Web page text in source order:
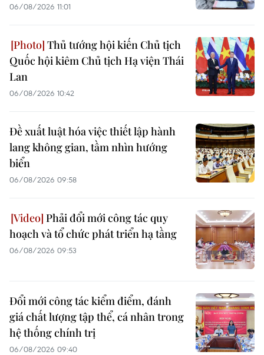
06/08/2026 11:01
Thủ tướng hội kiến Chủ tịch
Quốc hội kiêm Chủ tịch Hạ viện Thái
Lan
06/08/2026 10:42
Đề xuất luật hóa việc thiết lập hành
lang không gian, tầm nhìn hướng
biển
06/08/2026 09:58
Phải đổi mới công tác quy
hoạch và tổ chức phát triển hạ tầng
06/08/2026 09:53
Đổi mới công tác kiểm điểm, đánh
giá chất lượng tập thể, cá nhân trong
hệ thống chính trị
06/08/2026 09:40